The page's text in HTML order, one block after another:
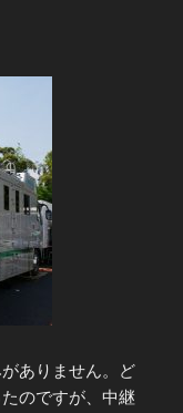
ありません。ど
のですが、中継